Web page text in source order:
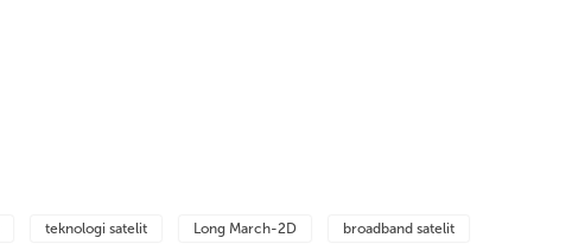
teknologi satelit Long March-2D broadband satelit